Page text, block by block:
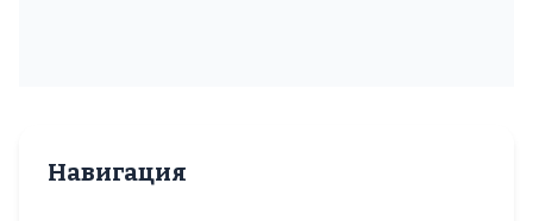
Навигация